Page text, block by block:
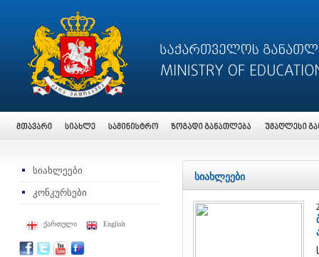
სიახლეები
კონკურსები
ქართული English
სიახლეები